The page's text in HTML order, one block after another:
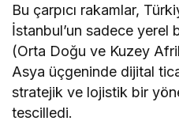
Bu çarpıcı rakamlar,
İstanbul’un sadece yerel
(Orta Doğu ve Kuzey
Asya üçgeninde dijital
stratejik ve lojistik bir
tescilledi.